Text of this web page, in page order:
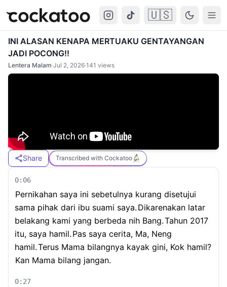
Cockatoo 🇺🇸
INI ALASAN KENAPA MERTUAKU GENTAYANGAN
JADI POCONG!!
Lentera Malam·Jul 2, 2026·141 views
Share Transcribed with Cockatoo
0:06
Pernikahan saya ini sebetulnya kurang disetujui
sama pihak dari ibu suami saya. Dikarenakan latar
belakang kami yang berbeda nih Bang.Tahun 2017
itu, saya hamil. Pas saya cerita, Ma, Neng
hamil.Terus Mama bilangnya kayak gini, Kok hamil?
Kan Mama bilang jangan.
0:27